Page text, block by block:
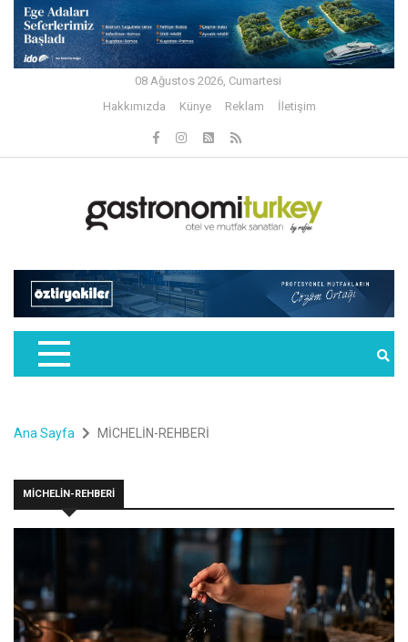
08 Ağustos 2026, Cumartesi
Hakkımızda
Künye Reklam İletişim
Ana Sayfa MİCHELİN-REHBERİ
MİCHELİN-REHBERİ